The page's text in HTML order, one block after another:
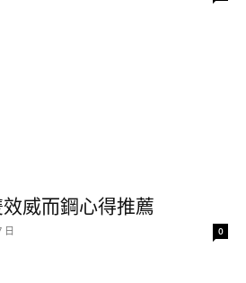
威而鋼心得推薦
日 0